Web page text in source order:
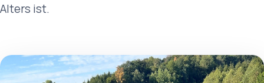
Alters ist.